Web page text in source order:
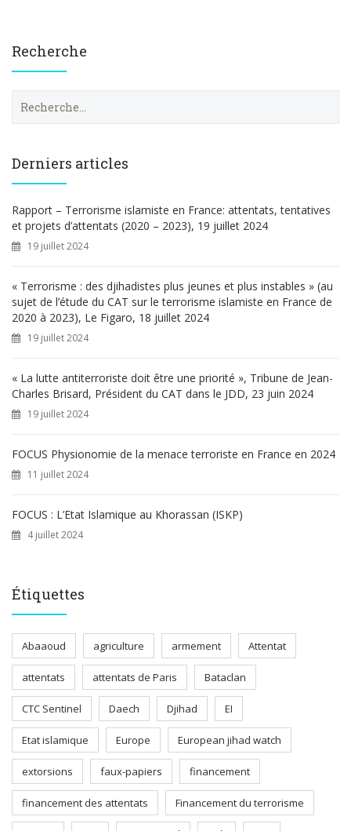
Recherche
e
h
e
r
Derniers articles
Rapport – Terrorisme islamiste en France: attentats, tentatives
et projets d’attentats (2020 – 2023), 19 juillet 2024
19 juillet 2024
« Terrorisme : des djihadistes plus jeunes et plus instables » (au
sujet de l’étude du CAT sur le terrorisme islamiste en France de
2020 à 2023), Le Figaro, 18 juillet 2024
19 juillet 2024
« La lutte antiterroriste doit être une priorité », Tribune de Jean-
Charles Brisard, Président du CAT dans le JDD, 23 juin 2024
19 juillet 2024
FOCUS Physionomie de la menace terroriste en France en 2024
11 juillet 2024
FOCUS : L’Etat Islamique au Khorassan (ISKP)
4 juillet 2024
Étiquettes
Abaaoud agriculture armement Attentat
attentats attentats de Paris Bataclan
CTC Sentinel Daech Djihad EI
Etat islamique Europe European jihad watch
extorsions faux-papiers financement
financement des attentats Financement du terrorisme